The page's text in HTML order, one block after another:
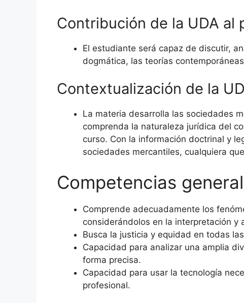
Contribución de la UDA al
El estudiante será capaz de discutir,
dogmática, las teorías
Contextualización de la
La materia desarrolla las sociedades
comprenda la naturaleza jurídica del
curso. Con la información doctrinal y
sociedades mercantiles, cualquiera
Competencias
Comprende adecuadamente los
considerándolos en la interpretación y
Busca la justicia y equidad en todas
Capacidad para analizar una amplia
forma precisa.
Capacidad para usar la tecnología
profesional.